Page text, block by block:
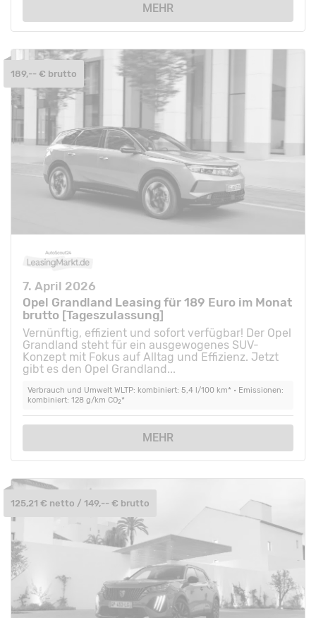
MEHR
7. April 2026
Opel Grandland Leasing für 189 Euro im Monat
brutto [Tageszulassung]
Vernünftig, effizient und sofort verfügbar! Der Opel
Grandland steht für ein ausgewogenes SUV-
Konzept mit Fokus auf Alltag und Effizienz. Jetzt
gibt es den Opel Grandland...
Verbrauch und Umwelt WLTP: kombiniert: 5,4 l/100 km* • Emissionen:
kombiniert: 128 g/km CO2*
MEHR
189,-- € brutto
125,21 € netto / 149,-- € brutto